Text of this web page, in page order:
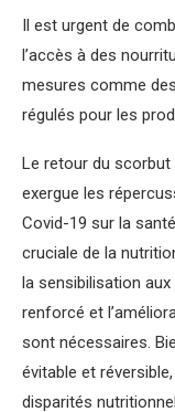
Il est urgent de
l’accès à des
mesures comme
régulés pour les
Le retour du scorbut
exergue les
Covid-19 sur la
cruciale de la
la sensibilisation
renforcé et
sont nécessaires.
évitable et
disparités